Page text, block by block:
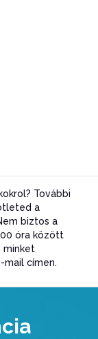
További
a
biztos a
óra között
minket
mail címen.